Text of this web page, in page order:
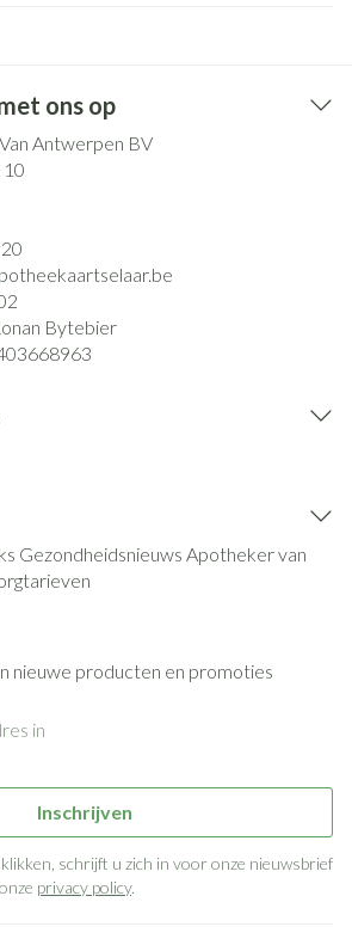
ons op
Antwerpen BV
Bytebier
Gezondheidsnieuws Apotheker van
nieuwe producten en promoties
Inschrijven
schrijft u zich in voor onze nieuwsbrief
privacy policy.